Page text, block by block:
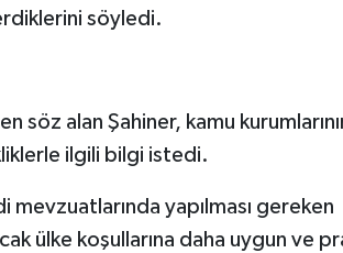
söyledi.
söz alan Şahiner, kamu
ilgili bilgi istedi.
mevzuatlarında yapılması gereken
ülke koşullarına daha uygun ve